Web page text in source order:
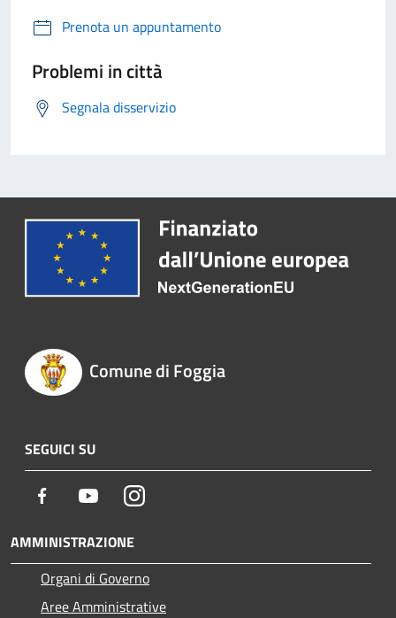
Prenota un appuntamento
Problemi in città
Segnala disservizio
Comune di Foggia
SEGUICI SU
Facebook YoutubeInstagram
AMMINISTRAZIONE
Organi di Governo
Aree Amministrative